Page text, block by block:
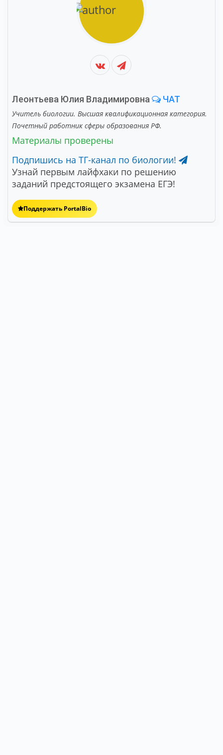
Леонтьева Юлия Владимировна ЧАТ
Учитель биологии. Высшая квалификационная категория.
Почетный работник сферы образования РФ.
Материалы проверены
Подпишись на ТГ-канал по биологии!
Узнай первым лайфхаки по решению
заданий предстоящего экзамена ЕГЭ!
Поддержать PortalBio